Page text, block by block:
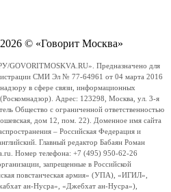
© «Говорит Москва»
Предназначено для
СМИ Эл № 77-64961 от 04 марта 2016
в сфере связи, информационных
Адрес: 123298, Москва, ул. 3-я
Общество с ограниченной ответственностью
дом 12, пом. 22). Доменное имя сайта
– Российская Федерация и
Главный редактор Бабаян Роман
Номер телефона: +7 (495) 950-62-26
запрещенные в Российской
повстанческая армия» (УПА), «ИГИЛ»,
ан-Нусра», «Джебхат ан-Нусра»),